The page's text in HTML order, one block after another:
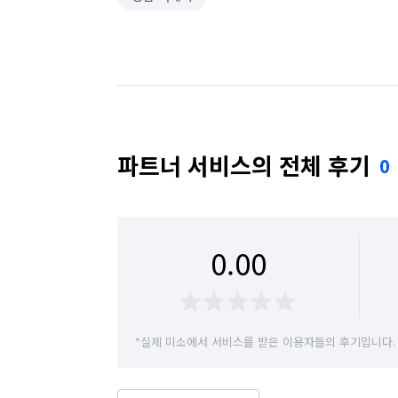
파트너 서비스의 전체 후기 0
0.00
*실제 미소에서 서비스를 받은 이용자들의 후기입니다.